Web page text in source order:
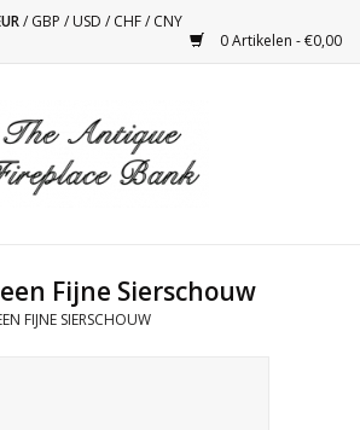
/GBP /USD /CHF/CNY
0 Artikelen - €0,00
Fijne Sierschouw
FIJNE SIERSCHOUW